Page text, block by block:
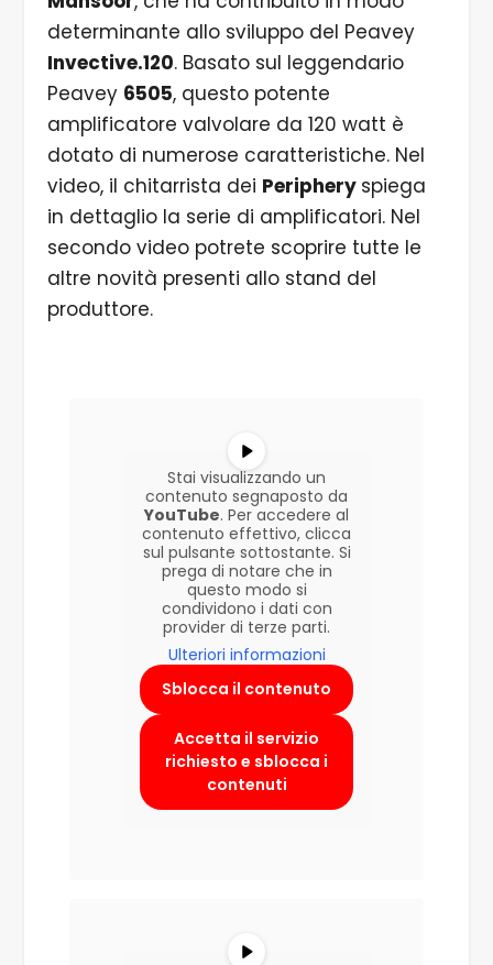
determinante allo sviluppo del Peavey
Invective.120. Basato sul leggendario
Peavey 6505, questo potente
amplificatore valvolare da 120 watt è
dotato di numerose caratteristiche. Nel
video, il chitarrista dei Periphery spiega
in dettaglio la serie di amplificatori. Nel
secondo video potrete scoprire tutte le
altre novità presenti allo stand del
produttore.
Stai visualizzando un
contenuto segnaposto da
YouTube. Per accedere al
contenuto effettivo, clicca
sul pulsante sottostante. Si
prega di notare che in
questo modo si
condividono i dati con
provider di terze parti.
Ulteriori informazioni
Sblocca il contenuto
Accetta il servizio
richiesto e sblocca i
contenuti